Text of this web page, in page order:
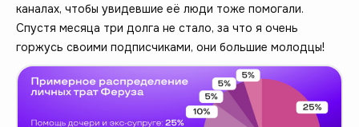
каналах, чтобы увидевшие её люди тоже помогали.
Спустя месяца три долга не стало, за что я очень
горжусь своими подписчиками, они большие молодцы!